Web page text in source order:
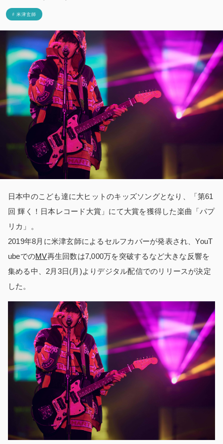
# 米津玄師
日本中のこども達に大ヒットのキッズソングとなり、「第61
回 輝く！日本レコード大賞」にて大賞を獲得した楽曲「パプ
リカ」。
2019年8月に米津玄師によるセルフカバーが発表され、YouT
ubeでのMV再生回数は7,000万を突破するなど大きな反響を
集める中、2月3日(月)よりデジタル配信でのリリースが決定
した。